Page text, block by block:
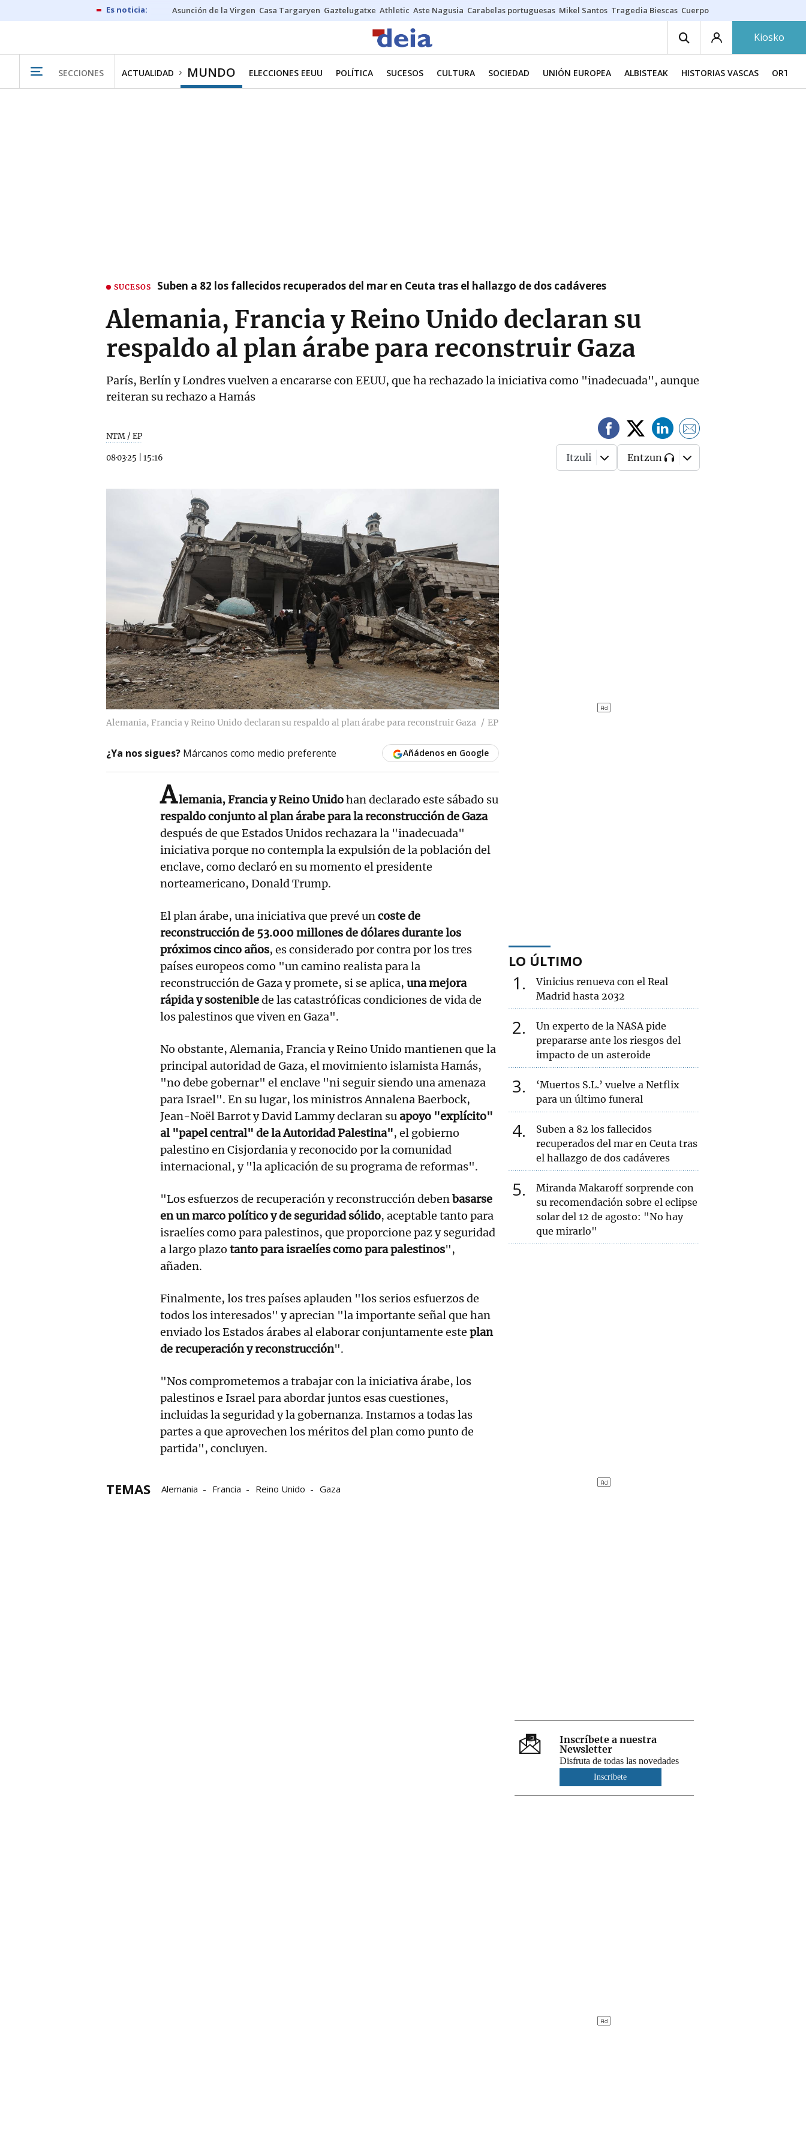
Asunción de la Virgen Casa Targaryen Gaztelugatxe Athletic Aste Nagusia Carabelas portuguesas Mikel Santos Tragedia Biescas Cuerpo ría
Kiosko
SECCIONES ACTUALIDAD MUNDO ELECCIONES EEUU POLÍTICA SUCESOS CULTURA SOCIEDAD UNIÓN EUROPEA ALBISTEAK HISTORIAS VASCAS
SUCESOS Suben a 82 los fallecidos recuperados del mar en Ceuta tras el hallazgo de dos cadáveres
Alemania, Francia y Reino Unido declaran su
respaldo al plan árabe para reconstruir Gaza
París, Berlín y Londres vuelven a encararse con EEUU, que ha rechazado la iniciativa como "inadecuada", aunque
reiteran su rechazo a Hamás
NTM / EP
08·03·25 15:16 Itzuli Entzun
Alemania, Francia y Reino Unido declaran su respaldo al plan árabe para reconstruir Gaza EP
¿Ya nos sigues? Márcanos como medio preferente Añádenos en Google
Alemania, Francia y Reino Unidohan declarado este sábado su
respaldo conjunto al plan árabe para la reconstrucción de Gaza
después de que Estados Unidos rechazara la "inadecuada"
iniciativa porque no contempla la expulsión de la población del
enclave, como declaró en su momento el presidente
norteamericano, Donald Trump.
El plan árabe, una iniciativa que prevé uncoste de
reconstrucción de 53.000 millones de dólares durante los
próximos cinco años, es considerado por contra por los tres
países europeos como "un camino realista para la
reconstrucción de Gaza y promete, si se aplica, una mejora
rápida y sosteniblede las catastróficas condiciones de vida de
los palestinos que viven en Gaza".
No obstante, Alemania, Francia y Reino Unido mantienen que la
principal autoridad de Gaza, el movimiento islamista Hamás,
"no debe gobernar" el enclave "ni seguir siendo una amenaza
para Israel". En su lugar, los ministros Annalena Baerbock,
Jean-Noël Barrot y David Lammy declaran suapoyo "explícito"
al "papel central" de la Autoridad Palestina", el gobierno
palestino en Cisjordania y reconocido por la comunidad
internacional, y "la aplicación de su programa de reformas".
"Los esfuerzos de recuperación y reconstrucción debenbasarse
en un marco político y de seguridad sólido, aceptable tanto para
israelíes como para palestinos, que proporcione paz y seguridad
a largo plazo tanto para israelíes como para palestinos",
añaden.
Finalmente, los tres países aplauden "los serios esfuerzos de
todos los interesados" y aprecian "la importante señal que han
enviado los Estados árabes al elaborar conjuntamente este plan
de recuperación y reconstrucción".
"Nos comprometemos a trabajar con la iniciativa árabe, los
palestinos e Israel para abordar juntos esas cuestiones,
incluidas la seguridad y la gobernanza. Instamos a todas las
partes a que aprovechen los méritos del plan como punto de
partida", concluyen.
TEMAS Alemania Francia Reino Unido Gaza
LO ÚLTIMO
1
Vinicius renueva con el Real
Madrid hasta 2032
2
Un experto de la NASA pide
prepararse ante los riesgos del
impacto de un asteroide
3
‘Muertos S.L.’ vuelve a Netflix
para un último funeral
4
Suben a 82 los fallecidos
recuperados del mar en Ceuta tras
el hallazgo de dos cadáveres
5
Miranda Makaroff sorprende con
su recomendación sobre el eclipse
solar del 12 de agosto: "No hay
que mirarlo"
Inscríbete a nuestra
Newsletter
Disfruta de todas las novedades
Inscríbete